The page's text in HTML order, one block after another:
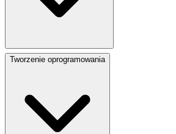
Tworzenie oprogramowania